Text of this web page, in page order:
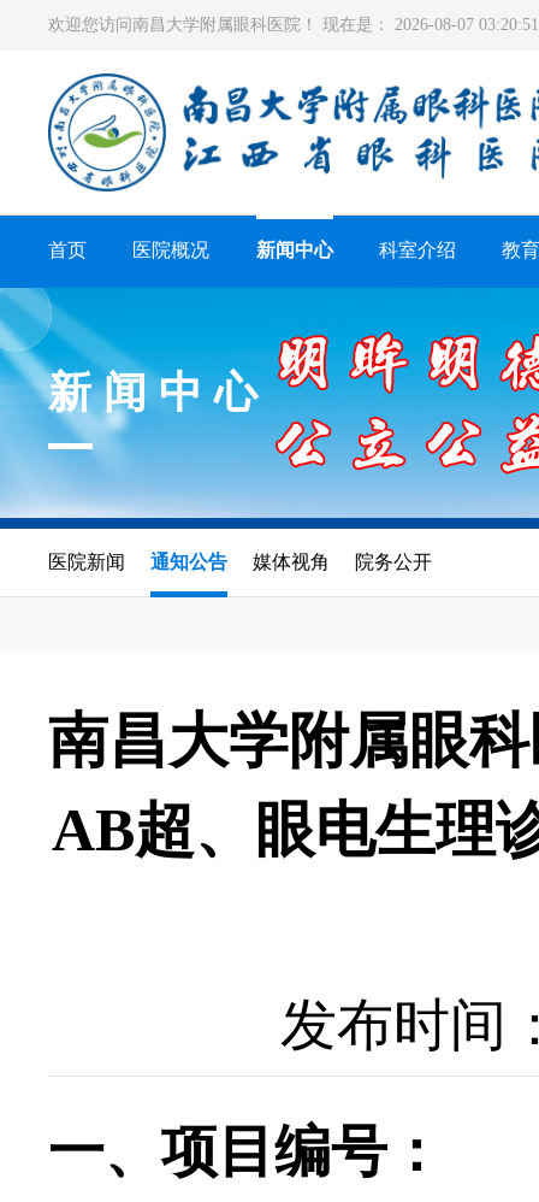
欢迎您访问南昌大学附属眼科医院！ 现在是： 2026-08-07
首页 医院概况 新闻中心 科室介绍 教
新闻中心
医院新闻 通知公告 媒体视角 院务公开
南昌大学附属眼
AB超、眼电生理
发布时间
一、项目编号：